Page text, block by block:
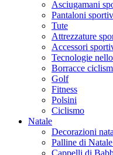
Asciugamani
Pantaloni
Tute
Attrezzature
Accessori
Tecnologie
Borracce
Golf
Fitness
Polsini
Ciclismo
Natale
Decorazioni
Palline di
Cappelli di